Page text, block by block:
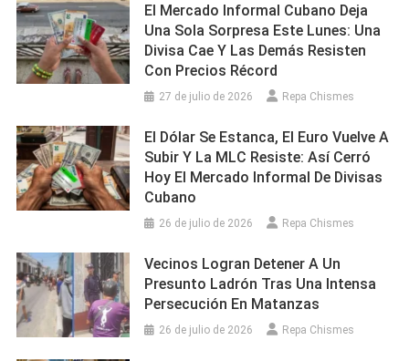
El Mercado Informal Cubano Deja
Una Sola Sorpresa Este Lunes: Una
Divisa Cae Y Las Demás Resisten
Con Precios Récord
27 de julio de 2026 Repa Chismes
El Dólar Se Estanca, El Euro Vuelve A
Subir Y La MLC Resiste: Así Cerró
Hoy El Mercado Informal De Divisas
Cubano
26 de julio de 2026 Repa Chismes
Vecinos Logran Detener A Un
Presunto Ladrón Tras Una Intensa
Persecución En Matanzas
26 de julio de 2026 Repa Chismes